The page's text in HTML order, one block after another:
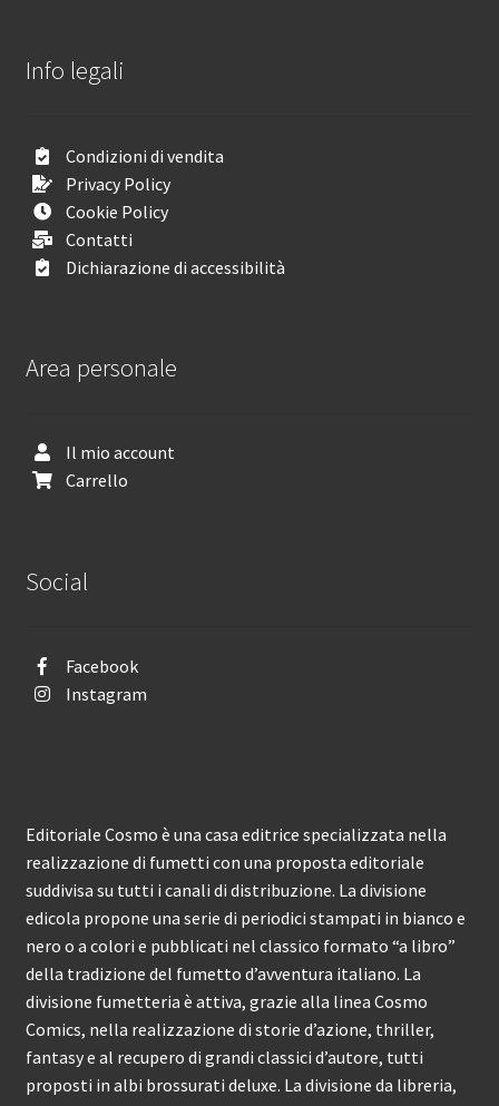
Info legali
Condizioni di vendita
Privacy Policy
Cookie Policy
Contatti
Dichiarazione di accessibilità
Area personale
Il mio account
Carrello
Social
Facebook
Instagram
Editoriale Cosmo è una casa editrice specializzata nella
realizzazione di fumetti con una proposta editoriale
suddivisa su tutti i canali di distribuzione. La divisione
edicola propone una serie di periodici stampati in bianco e
nero o a colori e pubblicati nel classico formato “a libro”
della tradizione del fumetto d’avventura italiano. La
divisione fumetteria è attiva, grazie alla linea Cosmo
Comics, nella realizzazione di storie d’azione, thriller,
fantasy e al recupero di grandi classici d’autore, tutti
proposti in albi brossurati deluxe. La divisione da libreria,